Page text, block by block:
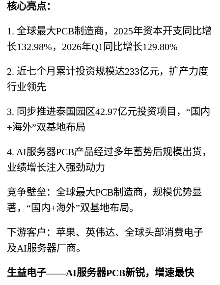
核心亮点：
1. 全球最大PCB制造商，2025年资本开支同比增
长132.98%，2026年Q1同比增长129.80%
2. 近七个月累计投资规模达233亿元，扩产力度
行业领先
3. 同步推进泰国园区42.97亿元投资项目，“国内
+海外”双基地布局
4. AI服务器PCB产品经过多年蓄势后规模出货，
业绩增长注入强劲动力
竞争壁垒：全球最大PCB制造商，规模优势显
著，“国内+海外”双基地布局。
下游客户：苹果、英伟达、全球头部消费电子
及AI服务器厂商。
生益电子——AI服务器PCB新锐，增速最快